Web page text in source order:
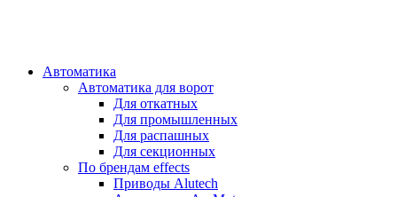
Автоматика
Автоматика для ворот
Для откатных
Для промышленных
Для распашных
Для секционных
По брендам effects
Приводы Alutech